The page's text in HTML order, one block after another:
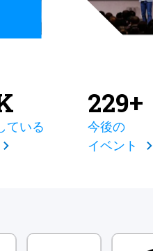
ている
229+
今後の
イベント